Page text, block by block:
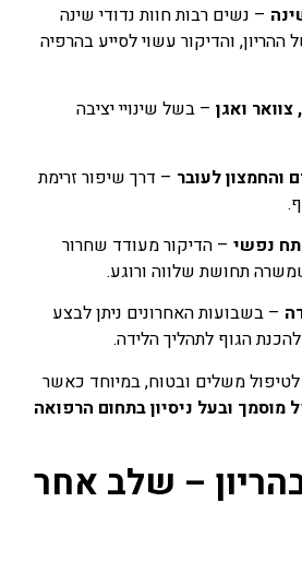
– נשים רבות חוות נדודי שינה
והדיקור עשוי לסייע בהרפיה
ואגן – בשל שינויי יציבה
והחמצון לעובר – דרך שיפור זרימת
נפשי – הדיקור מעודד שחרור
תחושת שלווה ורוגע.
– בשבועות האחרונים ניתן לבצע
להכנת הגוף לתהליך הלידה.
לטיפול משלים ובטוח, במיוחד כאשר
מוסמך ובעל ניסיון בתחום הרפואה
– שלב אחר